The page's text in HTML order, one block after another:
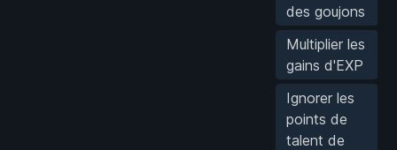
des goujons
Multiplier les
gains d'EXP
Ignorer les
points de
talent de